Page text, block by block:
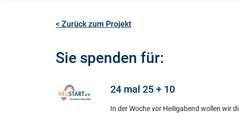
< Zurück zum Projekt
Sie spenden für:
24 mal 25 + 10
In der Woche vor Heiligabend wollen wir